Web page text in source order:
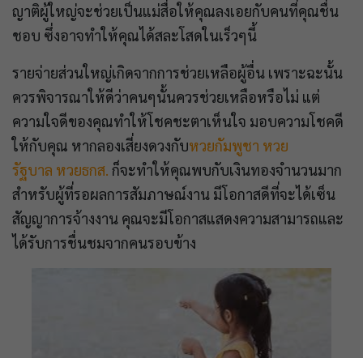
ญาติผู้ใหญ่จะช่วยเป็นแม่สื่อให้คุณลงเอยกับคนที่คุณชื่น
ชอบ ซึ่งอาจทำให้คุณได้สละโสดในเร็วๆนี้
รายจ่ายส่วนใหญ่เกิดจากการช่วยเหลือผู้อื่น เพราะฉะนั้น
ควรพิจารณาให้ดีว่าคนๆนั้นควรช่วยเหลือหรือไม่ แต่
ความใจดีของคุณทำให้โชคชะตาเห็นใจ มอบความโชคดี
ให้กับคุณ หากลองเสี่ยงดวงกับหวยกัมพูชา หวย
รัฐบาล หวยธกส. ก็จะทำให้คุณพบกับเงินทองจำนวนมาก
สำหรับผู้ที่รอผลการสัมภาษณ์งาน มีโอกาสดีที่จะได้เซ็น
สัญญาการจ้างงาน คุณจะมีโอกาสแสดงความสามารถและ
ได้รับการชื่นชมจากคนรอบข้าง